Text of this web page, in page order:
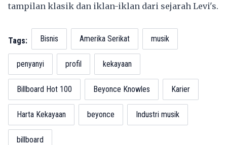
tampilan klasik dan iklan-iklan dari sejarah Levi's.
Tags: Bisnis Amerika Serikat musik
penyanyi profil kekayaan
Billboard Hot 100 Beyonce Knowles Karier
Harta Kekayaan beyonce Industri musik
billboard